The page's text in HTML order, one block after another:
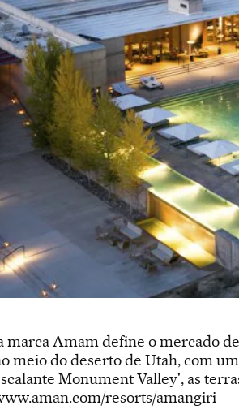
marca Amam define o mercado
meio do deserto de Utah, com
Monument Valley', as
resorts/amangiri